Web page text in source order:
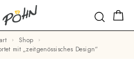
Shop
mit „zeitgenössisches Design“